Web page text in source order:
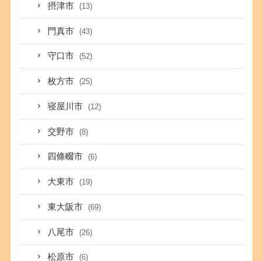
摂津市 (13)
門真市 (43)
守口市 (52)
枚方市 (25)
寝屋川市 (12)
交野市 (8)
四條畷市 (6)
大東市 (19)
東大阪市 (69)
八尾市 (26)
松原市 (6)